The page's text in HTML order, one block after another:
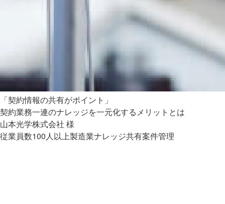
「契約情報の共有がポイント」
契約業務一連のナレッジを一元化するメリットとは
山本光学株式会社 様
従業員数100人以上製造業ナレッジ共有案件管理